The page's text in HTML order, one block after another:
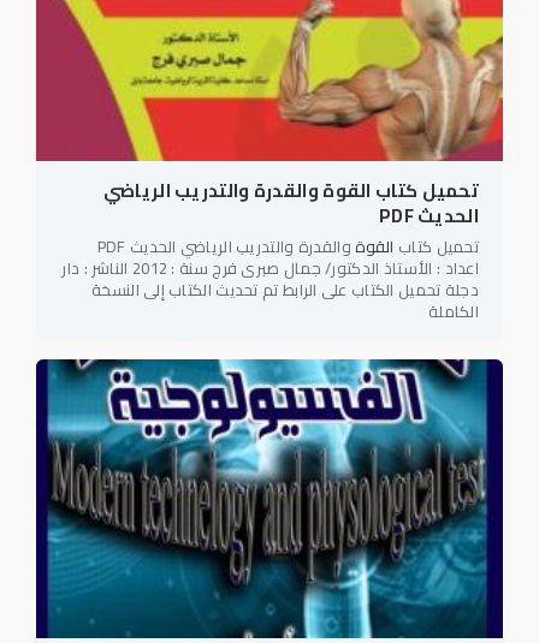
تحميل كتاب القوة والقدرة والتدريب الرياضي
الحديث PDF
تحميل كتاب القوة والقدرة والتدريب الرياضي الحديث PDF
اعداد : الأستاذ الدكتور/ جمال صبرى فرج سنة : 2012 الناشر : دار
دجلة تحميل الكتاب على الرابط تم تحديث الكتاب إلى النسخة
الكاملة